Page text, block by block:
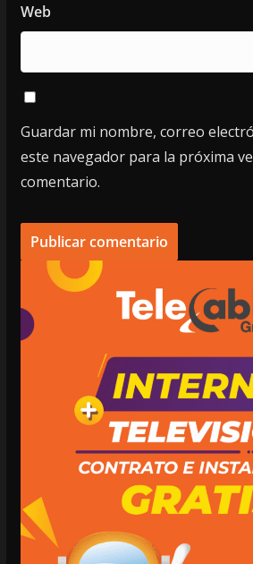
Web
Guardar mi nombre, correo
este navegador para la próxima
comentario.